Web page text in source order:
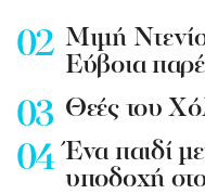
Mιμή
Εύβοια
Θεές του
Ένα παιδί
υποδοχή